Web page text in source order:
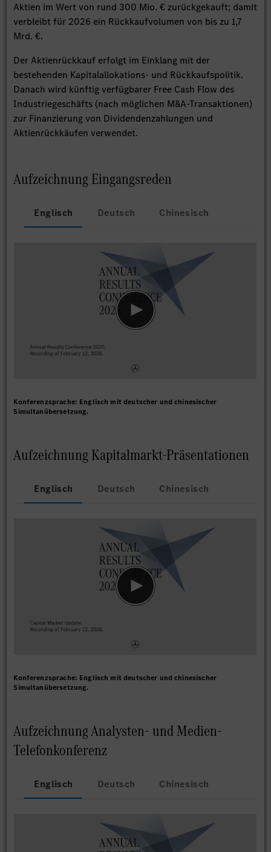
Aktien im Wert von rund 300 Mio. € zurückgekauft; damit
verbleibt für 2026 ein Rückkaufvolumen von bis zu 1,7
Mrd. €.
Der Aktienrückkauf erfolgt im Einklang mit der
bestehenden Kapitalallokations- und Rückkaufspolitik.
Danach wird künftig verfügbarer Free Cash Flow des
Industriegeschäfts (nach möglichen M&A-Transaktionen)
zur Finanzierung von Dividendenzahlungen und
Aktienrückkäufen verwendet.
Aufzeichnung Eingangsreden
Englisch Deutsch Chinesisch
Konferenzsprache: Englisch mit deutscher und chinesischer
Simultanübersetzung.
Aufzeichnung Kapitalmarkt-Präsentationen
Englisch Deutsch Chinesisch
Konferenzsprache: Englisch mit deutscher und chinesischer
Simultanübersetzung.
Aufzeichnung Analysten- und Medien-
Telefonkonferenz
Englisch Deutsch Chinesisch